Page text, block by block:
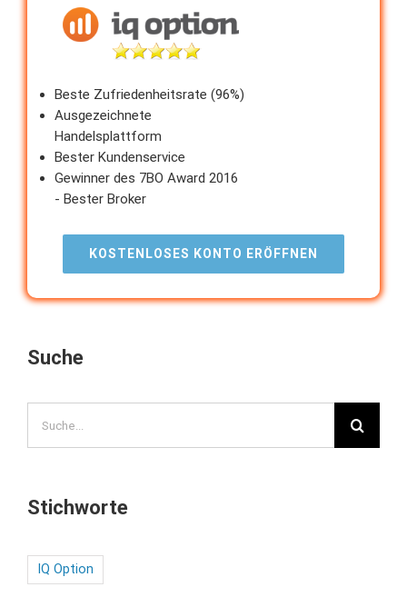
Beste Zufriedenheitsrate (96%)
Ausgezeichnete
Handelsplattform
Bester Kundenservice
Gewinner des 7BO Award 2016
- Bester Broker
KOSTENLOSES KONTO ERÖFFNEN
Suche
Stichworte
IQ Option